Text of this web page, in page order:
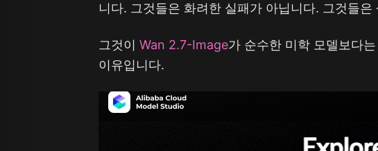
니다. 그것들은 화려한 실패가 아닙니다. 그것들은
그것이Wan 2.7-Image가 순수한 미학 모델보다
이유입니다.